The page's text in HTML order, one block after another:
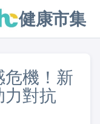
健康市集
危機！新
力對抗